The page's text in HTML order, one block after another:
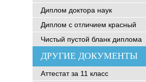
Диплом доктора наук
Диплом с отличием красный
Чистый пустой бланк диплома
ДРУГИЕ ДОКУМЕНТЫ
Аттестат за 11 класс